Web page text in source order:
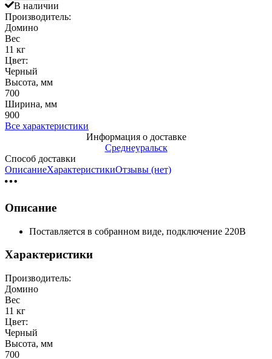
В наличии
Производитель:
Домино
Вес
11 кг
Цвет:
Черный
Высота, мм
700
Ширина, мм
900
Все характеристики
Информация о доставке
Среднеуральск
Способ доставки
ОписаниеХарактеристикиОтзывы (нет)
Описание
Поставляется в собранном виде, подключение 220В
Характеристики
Производитель:
Домино
Вес
11 кг
Цвет:
Черный
Высота, мм
700